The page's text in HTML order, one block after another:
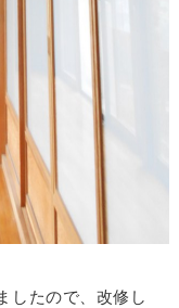
したので、改修し